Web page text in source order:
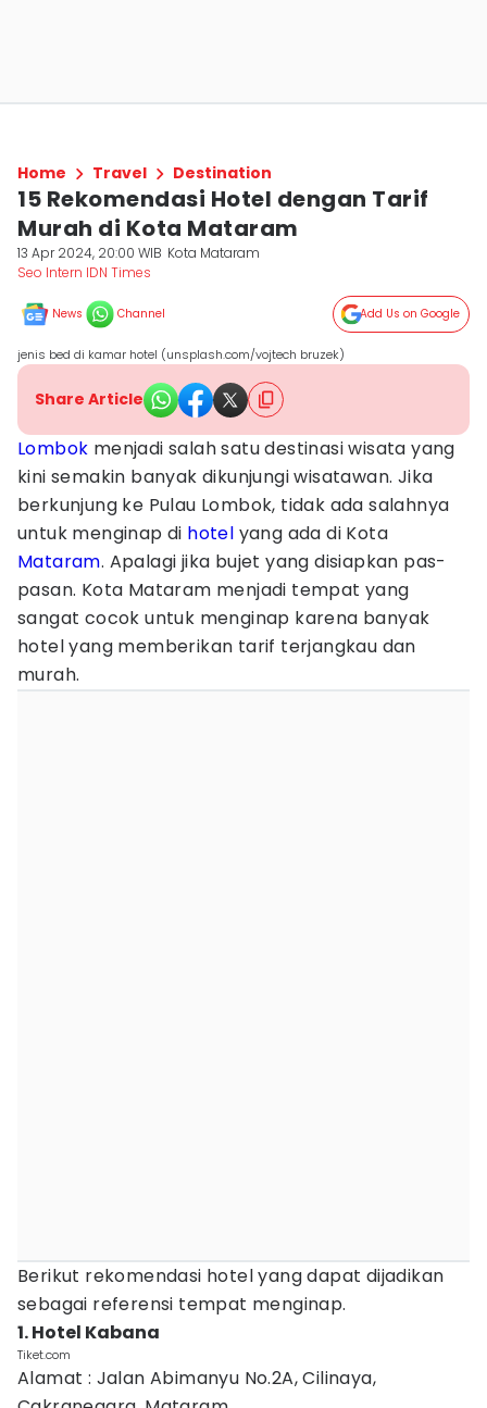
Home Travel Destination
15 Rekomendasi Hotel dengan Tarif
Murah di Kota Mataram
13 Apr 2024, 20:00 WIB Kota Mataram
Seo Intern IDN Times
News Channel Add Us on Google
jenis bed di kamar hotel (unsplash.com/vojtech bruzek)
Share Article
Lombok menjadi salah satu destinasi wisata yang
kini semakin banyak dikunjungi wisatawan. Jika
berkunjung ke Pulau Lombok, tidak ada salahnya
untuk menginap di hotel yang ada di Kota
Mataram. Apalagi jika bujet yang disiapkan pas-
pasan. Kota Mataram menjadi tempat yang
sangat cocok untuk menginap karena banyak
hotel yang memberikan tarif terjangkau dan
murah.
Berikut rekomendasi hotel yang dapat dijadikan
sebagai referensi tempat menginap.
1. Hotel Kabana
Tiket.com
Alamat : Jalan Abimanyu No.2A, Cilinaya,